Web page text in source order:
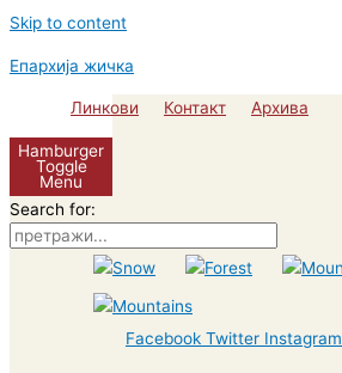
Skip to content
Епархија жичка
Линкови Контакт Архива
Hamburger
Toggle
Menu
Search for:
Facebook Twitter Instagram